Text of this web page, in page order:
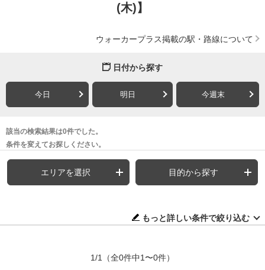
(木)】
ウォーカープラス掲載の駅・路線について
日付から探す
今日 明日 今週末
該当の検索結果は0件でした。
条件を変えてお探しください。
エリアを選択 目的から探す
もっと詳しい条件で絞り込む
1/1 （全0件中1〜0件）